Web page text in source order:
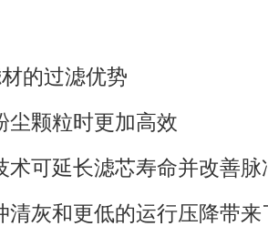
的过滤优势
尘颗粒时更加高效
术可延长滤芯寿命并改善
清灰和更低的运行压降带